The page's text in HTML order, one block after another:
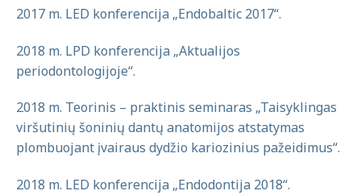
2017 m. LED konferencija „Endobaltic 2017“.
2018 m. LPD konferencija „Aktualijos
periodontologijoje“.
2018 m. Teorinis – praktinis seminaras „Taisyklingas
viršutinių šoninių dantų anatomijos atstatymas
plombuojant įvairaus dydžio kariozinius pažeidimus“.
2018 m. LED konferencija „Endodontija 2018“.